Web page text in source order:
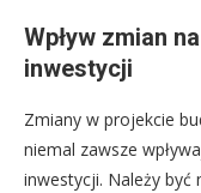
Wpływ zmian
inwestycji
Zmiany w projekcie
niemal zawsze
inwestycji. Należy